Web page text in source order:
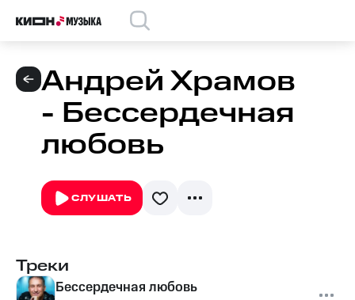
Андрей Храмов
- Бессердечная
любовь
СЛУШАТЬ
Треки
Бессердечная любовь